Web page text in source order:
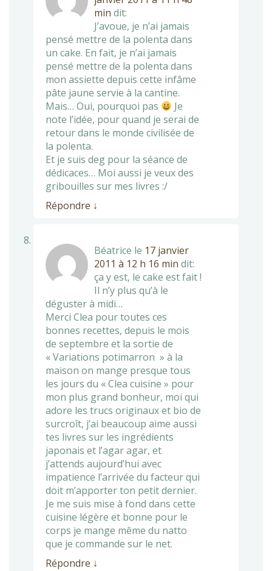
min dit:
J’avoue, je n’ai jamais
pensé mettre de la polenta dans
un cake. En fait, je n’ai jamais
pensé mettre de la polenta dans
mon assiette depuis cette infâme
pâte jaune servie à la cantine.
Mais… Oui, pourquoi pas
Je
note l’idée, pour quand je serai de
retour dans le monde civilisée de
la polenta.
Et je suis deg pour la séance de
dédicaces… Moi aussi je veux des
gribouilles sur mes livres :/
Répondre ↓
Béatrice le 17 janvier
2011 à 12 h 16 min dit:
ça y est, le cake est fait !
Il n’y plus qu’à le
déguster à midi…
Merci Clea pour toutes ces
bonnes recettes, depuis le mois
de septembre et la sortie de
« Variations potimarron » à la
maison on mange presque tous
les jours du « Clea cuisine » pour
mon plus grand bonheur, moi qui
adore les trucs originaux et bio de
surcroît, j’ai beaucoup aime aussi
tes livres sur les ingrédients
japonais et l’agar agar, et
j’attends aujourd’hui avec
impatience l’arrivée du facteur qui
doit m’apporter ton petit dernier.
Je me suis mise à fond dans cette
cuisine légère et bonne pour le
corps je mange même du natto
que je commande sur le net.
Répondre ↓